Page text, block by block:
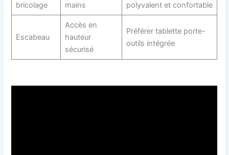
bricolage
mains
polyvalent et confortable
Escabeau
Accès en
hauteur
sécurisé
Préférer tablette porte-
outils intégrée